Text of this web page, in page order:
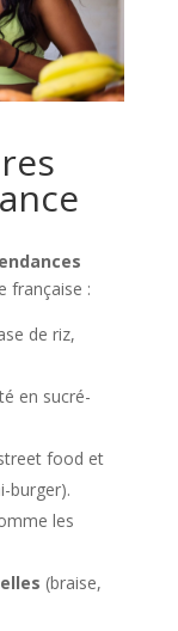
française :
de riz,
en sucré-
food et
burger).
les
(braise,